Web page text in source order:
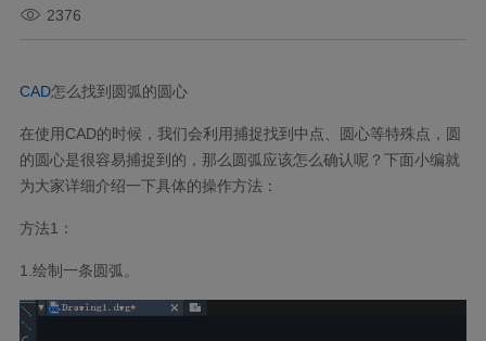
2376
CAD怎么找到圆弧的圆心
在使用CAD的时候，我们会利用捕捉找到中点、圆心等特殊点，圆
的圆心是很容易捕捉到的，那么圆弧应该怎么确认呢？下面小编就
为大家详细介绍一下具体的操作方法：
方法1：
1.绘制一条圆弧。